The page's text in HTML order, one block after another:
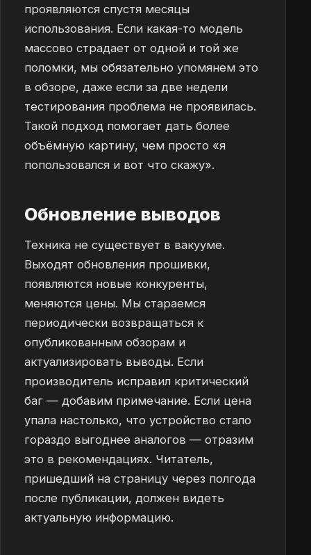
проявляются спустя месяцы
использования. Если какая-то модель
массово страдает от одной и той же
поломки, мы обязательно упомянем это
в обзоре, даже если за две недели
тестирования проблема не проявилась.
Такой подход помогает дать более
объёмную картину, чем просто «я
попользовался и вот что скажу».
Обновление выводов
Техника не существует в вакууме.
Выходят обновления прошивки,
появляются новые конкуренты,
меняются цены. Мы стараемся
периодически возвращаться к
опубликованным обзорам и
актуализировать выводы. Если
производитель исправил критический
баг — добавим примечание. Если цена
упала настолько, что устройство стало
гораздо выгоднее аналогов — отразим
это в рекомендациях. Читатель,
пришедший на страницу через полгода
после публикации, должен видеть
актуальную информацию.